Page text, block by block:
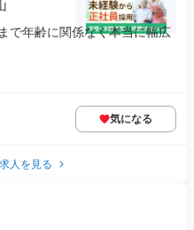
で年齢に関係なく本当に幅広
気になる
人を見る